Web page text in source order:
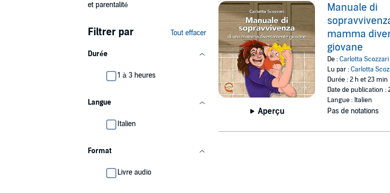
et parentalité
Filtrer par Tout effacer
Durée
1 à 3 heures
Langue
Italien
Format
Livre audio
Aperçu
Manuale di
mamma
giovane
De :Carlotta Scozzari
Lu par :Carlotta
Durée : 2 h et 23 min
Date de publication :
Langue : Italien
Pas de notations